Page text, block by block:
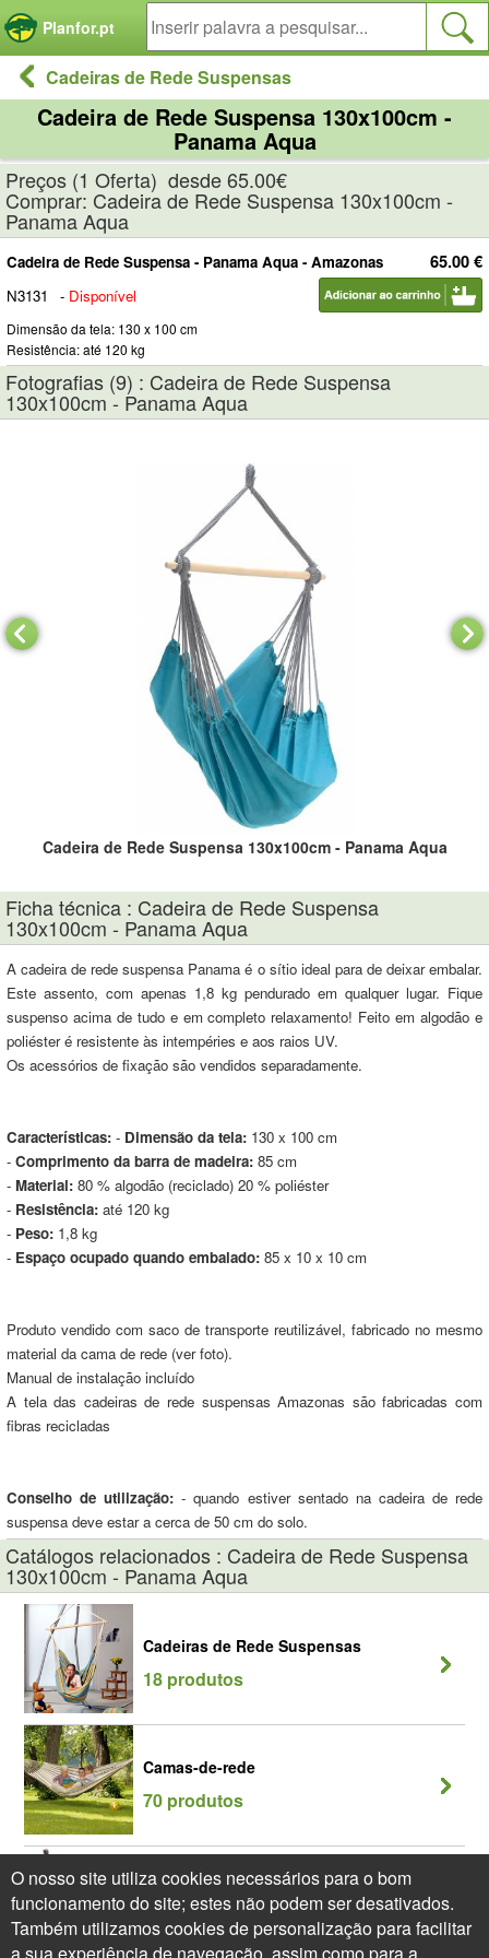
Planfor.pt
Cadeiras de Rede Suspensas
Cadeira de Rede Suspensa 130x100cm -
Panama Aqua
Preços (1 Oferta) desde 65.00€
Comprar: Cadeira de Rede Suspensa 130x100cm -
Panama Aqua
65.00 €
Cadeira de Rede Suspensa - Panama Aqua - Amazonas
N3131
- Disponível
Dimensão da tela: 130 x 100 cm
Resistência: até 120 kg
Fotografias (9) : Cadeira de Rede Suspensa
130x100cm - Panama Aqua
Cadeira de Rede Suspensa 130x100cm - Panama Aqua
Ficha técnica : Cadeira de Rede Suspensa
130x100cm - Panama Aqua
A cadeira de rede suspensa Panama é o sítio ideal para de deixar embalar.
Este assento, com apenas 1,8 kg pendurado em qualquer lugar. Fique
suspenso acima de tudo e em completo relaxamento! Feito em algodão e
poliéster é resistente às intempéries e aos raios UV.
Os acessórios de fixação são vendidos separadamente.
Características: - Dimensão da tela: 130 x 100 cm
- Comprimento da barra de madeira: 85 cm
- Material: 80 % algodão (reciclado) 20 % poliéster
- Resistência: até 120 kg
- Peso: 1,8 kg
- Espaço ocupado quando embalado: 85 x 10 x 10 cm
Produto vendido com saco de transporte reutilizável, fabricado no mesmo
material da cama de rede (ver foto).
Manual de instalação incluído
A tela das cadeiras de rede suspensas Amazonas são fabricadas com
fibras recicladas
Conselho de utilização: - quando estiver sentado na cadeira de rede
suspensa deve estar a cerca de 50 cm do solo.
Catálogos relacionados : Cadeira de Rede Suspensa
130x100cm - Panama Aqua
Cadeiras de Rede Suspensas
18 produtos
Camas-de-rede
70 produtos
Tendências casa e jardim 2026
47 produtos
Painel de Gerenciamento de Cookies
O nosso site utiliza cookies necessários para o bom
funcionamento do site; estes não podem ser desativados.
Também utilizamos cookies de personalização para facilitar